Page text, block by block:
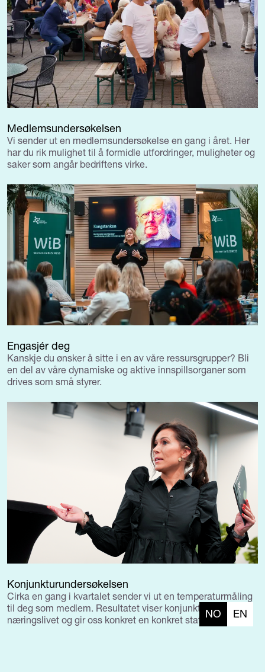
Medlemsundersøkelsen
Vi sender ut en medlemsundersøkelse en gang i året. Her
har du rik mulighet til å formidle utfordringer, muligheter og
saker som angår bedriftens virke.
Engasjér deg
Kanskje du ønsker å sitte i en av våre ressursgrupper? Bli
en del av våre dynamiske og aktive innspillsorganer som
drives som små styrer.
Konjunkturundersøkelsen
Cirka en gang i kvartalet sender vi ut en temperaturmåling
til deg som medlem. Resultatet viser konjunkturene i
næringslivet og gir oss konkret en konkret status.NO EN